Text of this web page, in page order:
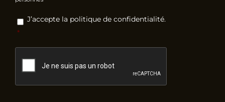
RGPD *
J’accepte la politique de confidentialité.
*